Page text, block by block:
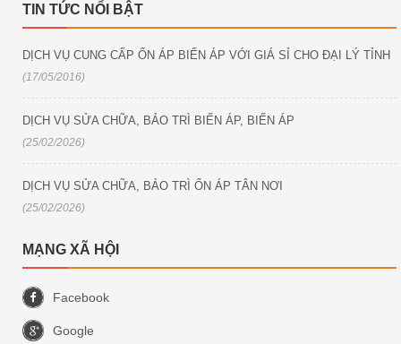
TIN TỨC NỔI BẬT
DỊCH VỤ CUNG CẤP ỔN ÁP BIẾN ÁP VỚI GIÁ SỈ CHO ĐẠI LÝ TỈNH
(17/05/2016)
DỊCH VỤ SỬA CHỮA, BẢO TRÌ BIẾN ÁP, BIẾN ÁP
(25/02/2026)
DỊCH VỤ SỬA CHỮA, BẢO TRÌ ỔN ÁP TÂN NƠI
(25/02/2026)
MẠNG XÃ HỘI
Facebook
Google